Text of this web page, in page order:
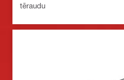
tēraudu